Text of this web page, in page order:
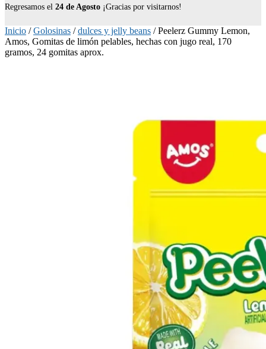
Regresamos el 24 de Agosto ¡Gracias por visitarnos!
Inicio /Golosinas /dulces y jelly beans /Peelerz Gummy Lemon,
Amos, Gomitas de limón pelables, hechas con jugo real, 170
gramos, 24 gomitas aprox.